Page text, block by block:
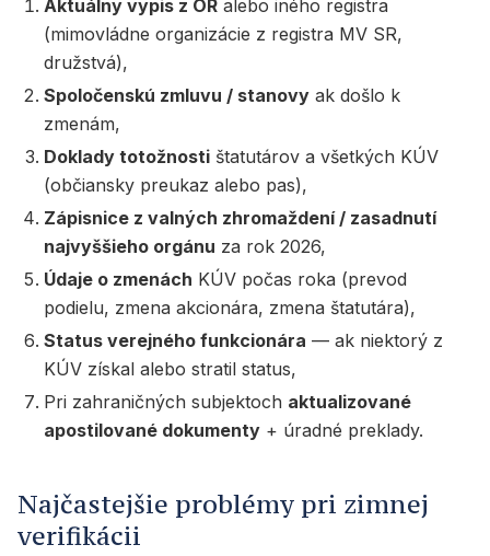
Aktuálny výpis z OR alebo iného registra
(mimovládne organizácie z registra MV SR,
družstvá),
Spoločenskú zmluvu / stanovy ak došlo k
zmenám,
Doklady totožnosti štatutárov a všetkých KÚV
(občiansky preukaz alebo pas),
Zápisnice z valných zhromaždení / zasadnutí
najvyššieho orgánu za rok 2026,
Údaje o zmenách KÚV počas roka (prevod
podielu, zmena akcionára, zmena štatutára),
Status verejného funkcionára — ak niektorý z
KÚV získal alebo stratil status,
Pri zahraničných subjektoch aktualizované
apostilované dokumenty + úradné preklady.
Najčastejšie problémy pri zimnej
verifikácii